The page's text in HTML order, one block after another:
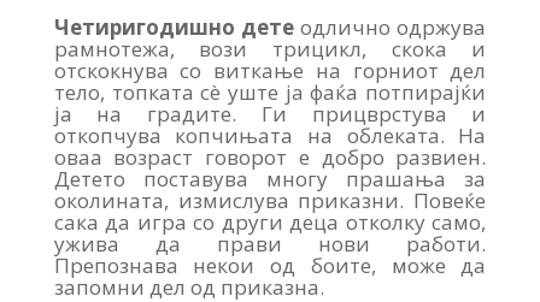
Четиригодишно детеодлично одржува
рамнотежа, вози трицикл, скока и
отскокнува со виткање на горниот дел
тело, топката сè уште ја фаќа потпирајќи
ја на градите. Ги прицврстува и
откопчува копчињата на облеката. На
оваа возраст говорот е добро развиен.
Детето поставува многу прашања за
околината, измислува приказни. Повеќе
сака да игра со други деца отколку само,
ужива да прави нови работи.
Препознава некои од боите, може да
запомни дел од приказна.